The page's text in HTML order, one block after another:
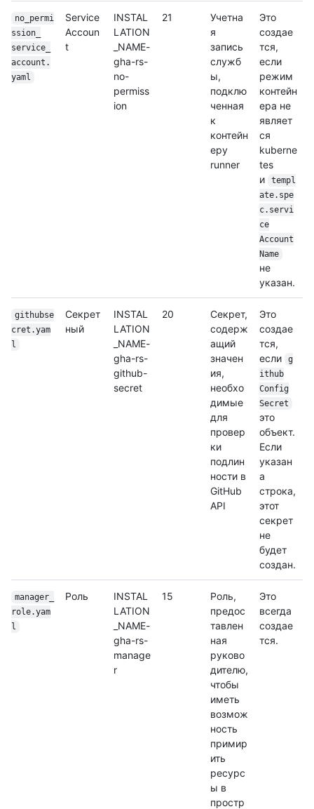
no_permi
ssion_
service_
account.
yaml
Service
Accoun
t
INSTAL
LATION
_NAME-
gha-rs-
no-
permiss
ion
21
Учетна
я
запись
служб
ы,
подклю
ченная
к
контейн
еру
runner
Это
создае
тся,
если
режим
контейн
ера не
являет
ся
kuberne
tes
и
templ
ate.spe
c.servi
ce
Account
Name
не
указан.
githubse
cret.yam
l
Секрет
ный
INSTAL
LATION
_NAME-
gha-rs-
github-
secret
20
Секрет,
содерж
ащий
значен
ия,
необхо
димые
для
провер
ки
подлин
ности в
GitHub
API
Это
создае
тся,
если
g
ithub
Config
Secret
это
объект.
Если
указан
а
строка,
этот
секрет
не
будет
создан.
manager_
role.yam
l
Роль
INSTAL
LATION
_NAME-
gha-rs-
manage
r
15
Роль,
предос
тавлен
ная
руково
дителю,
чтобы
иметь
возмож
ность
примир
ить
ресурс
ы в
простр
Это
всегда
создае
тся.